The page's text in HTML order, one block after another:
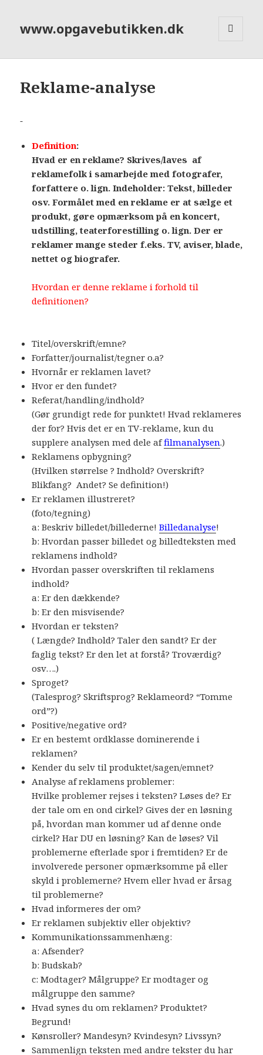
www.opgavebutikken.dk
Reklame-analyse
Definition:
Hvad er en reklame? Skrives/laves af
reklamefolk i samarbejde med fotografer,
forfattere o. lign. Indeholder: Tekst, billeder
osv. Formålet med en reklame er at sælge et
produkt, gøre opmærksom på en koncert,
udstilling, teaterforestilling o. lign. Der er
reklamer mange steder f.eks. TV, aviser, blade,
nettet og biografer.
Hvordan er denne reklame i forhold til
definitionen?
Titel/overskrift/emne?
Forfatter/journalist/tegner o.a?
Hvornår er reklamen lavet?
Hvor er den fundet?
Referat/handling/indhold?
(Gør grundigt rede for punktet! Hvad reklameres
der for? Hvis det er en TV-reklame, kun du
supplere analysen med dele affilmanalysen.)
Reklamens opbygning?
(Hvilken størrelse ? Indhold? Overskrift?
Blikfang? Andet? Se definition!)
Er reklamen illustreret?
(foto/tegning)
a: Beskriv billedet/billederne!Billedanalyse!
b: Hvordan passer billedet og billedteksten med
reklamens indhold?
Hvordan passer overskriften til reklamens
indhold?
a: Er den dækkende?
b: Er den misvisende?
Hvordan er teksten?
( Længde? Indhold? Taler den sandt? Er der
faglig tekst? Er den let at forstå? Troværdig?
osv….)
Sproget?
(Talesprog? Skriftsprog? Reklameord? “Tomme
ord”?)
Positive/negative ord?
Er en bestemt ordklasse dominerende i
reklamen?
Kender du selv til produktet/sagen/emnet?
Analyse af reklamens problemer:
Hvilke problemer rejses i teksten? Løses de? Er
der tale om en ond cirkel? Gives der en løsning
på, hvordan man kommer ud af denne onde
cirkel? Har DU en løsning? Kan de løses? Vil
problemerne efterlade spor i fremtiden? Er de
involverede personer opmærksomme på eller
skyld i problemerne? Hvem eller hvad er årsag
til problemerne?
Hvad informeres der om?
Er reklamen subjektiv eller objektiv?
Kommunikationssammenhæng:
a: Afsender?
b: Budskab?
c: Modtager? Målgruppe? Er modtager og
målgruppe den samme?
Hvad synes du om reklamen? Produktet?
Begrund!
Kønsroller? Mandesyn? Kvindesyn? Livssyn?
Sammenlign teksten med andre tekster du har